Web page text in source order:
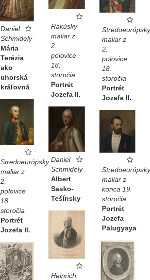
Daniel
Schmidely
Mária
Terézia
ako
uhorská
kráľovná
Rakúsky
maliar z
2.
polovice
18.
storočia
Portrét
Jozefa II.
Stredoeurópsky
maliar z
2.
polovice
18.
storočia
Portrét
Jozefa II.
Stredoeurópsky
maliar z
2.
polovice
18.
storočia
Portrét
Jozefa II.
Daniel
Schmidely
Albert
Sasko-
Tešínsky
Stredoeurópsky
maliar z
konca 19.
storočia
Portrét
Jozefa
Palugyaya
Heinrich